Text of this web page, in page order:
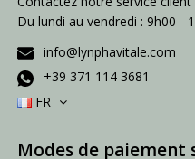
Du lundi au vendredi : 9h00 -
info@lynphavitale.com
+39 371 114 3681
FR
Modes de paiement